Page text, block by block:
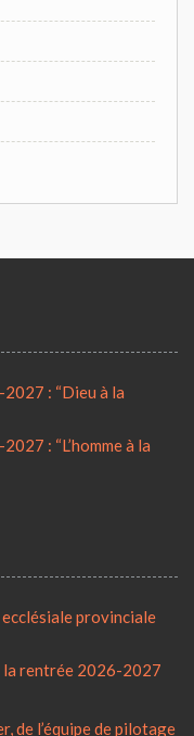
: “Dieu à la
: “L’homme à la
ecclésiale provinciale
la rentrée 2026-2027
de l’équipe de pilotage